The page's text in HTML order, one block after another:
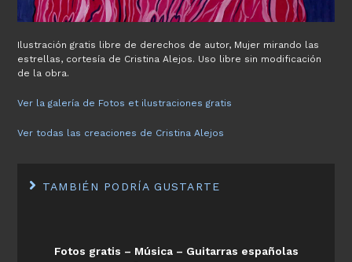
Ilustración gratis libre de derechos de autor, Mujer mirando las
estrellas, cortesía de Cristina Alejos. Uso libre sin modificación
de la obra.
Ver la galería de Fotos et ilustraciones gratis
Ver todas las creaciones de Cristina Alejos
TAMBIÉN PODRÍA GUSTARTE
Fotos gratis – Música – Guitarras españolas